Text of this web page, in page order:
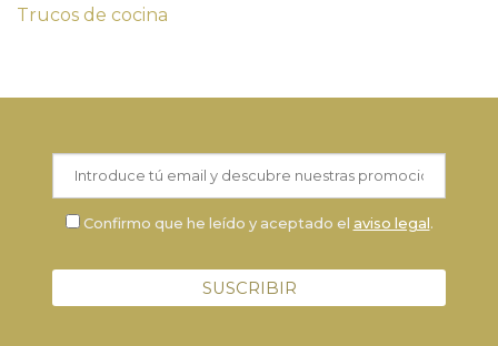
Trucos de cocina
Confirmo que he leído y aceptado el aviso legal.